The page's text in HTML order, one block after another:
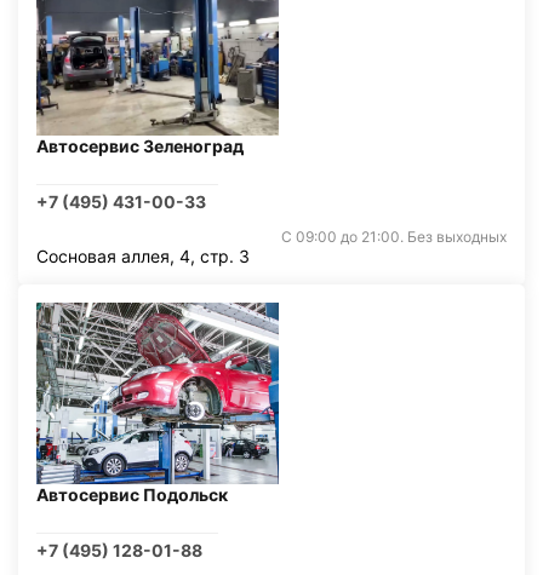
Автосервис Зеленоград
+7 (495) 431-00-33
С 09:00 до 21:00. Без выходных
Сосновая аллея, 4, стр. 3
Автосервис Подольск
+7 (495) 128-01-88